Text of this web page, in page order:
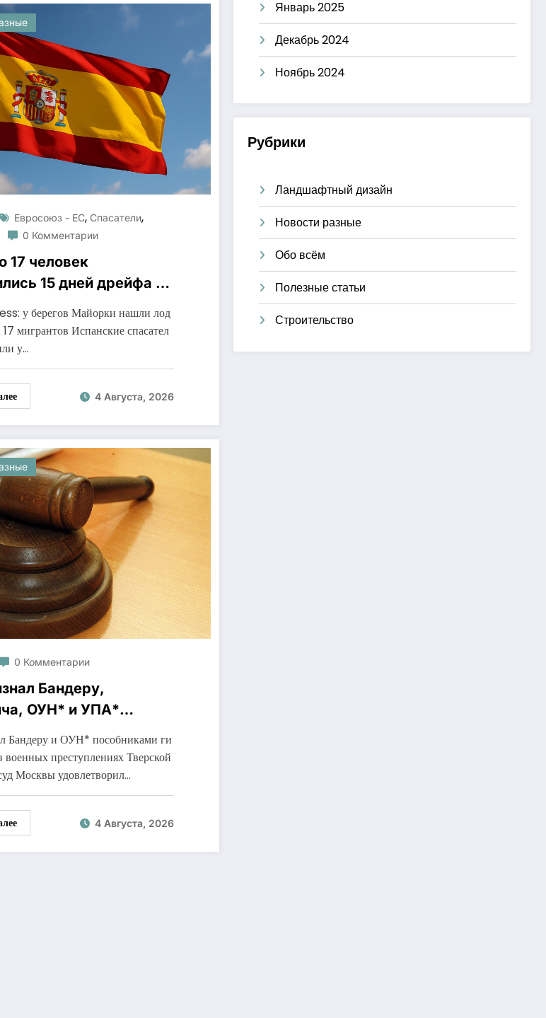
Евросоюз - ЕС, Спасатели,
0 Комментарии
17 человек
15 дней дрейфа у
у берегов Майорки нашли лод
мигрантов Испанские спасател
у…
4 Августа, 2026
0 Комментарии
Бандеру,
ОУН* и УПА*
нацистов
Бандеру и ОУН* пособниками ги
военных преступлениях Тверской
Москвы удовлетворил…
4 Августа, 2026
Январь 2025
Декабрь 2024
Ноябрь 2024
Рубрики
Ландшафтный дизайн
Новости разные
Обо всём
Полезные статьи
Строительство